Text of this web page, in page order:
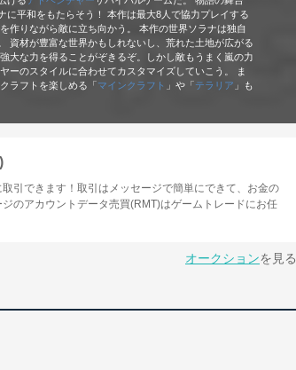
平和をもたらそう！ 本作は最大8人で協力プレイする
作りながら敵に立ち向かう。 本作の世界ソラナは独自
資材が豊富な世界かもしれないし、荒れた土地が広がる
大な力を得ることがぞきるぞ。しかし敵もうまく嵐の力
ーのスタイルに合わせてカスタマイズしていこう。 ま
ラフトを楽しめる「マインクラフト 」や「テラリア 」も
引できます！取引はメッセージで簡単にできて、お金の
のアカウントデータ売買(RMT)はゲームトレードにお任
オークションを見る